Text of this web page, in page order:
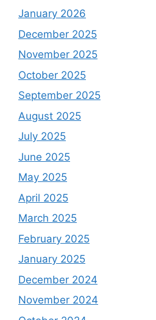
January 2026
December 2025
November 2025
October 2025
September 2025
August 2025
July 2025
June 2025
May 2025
April 2025
March 2025
February 2025
January 2025
December 2024
November 2024